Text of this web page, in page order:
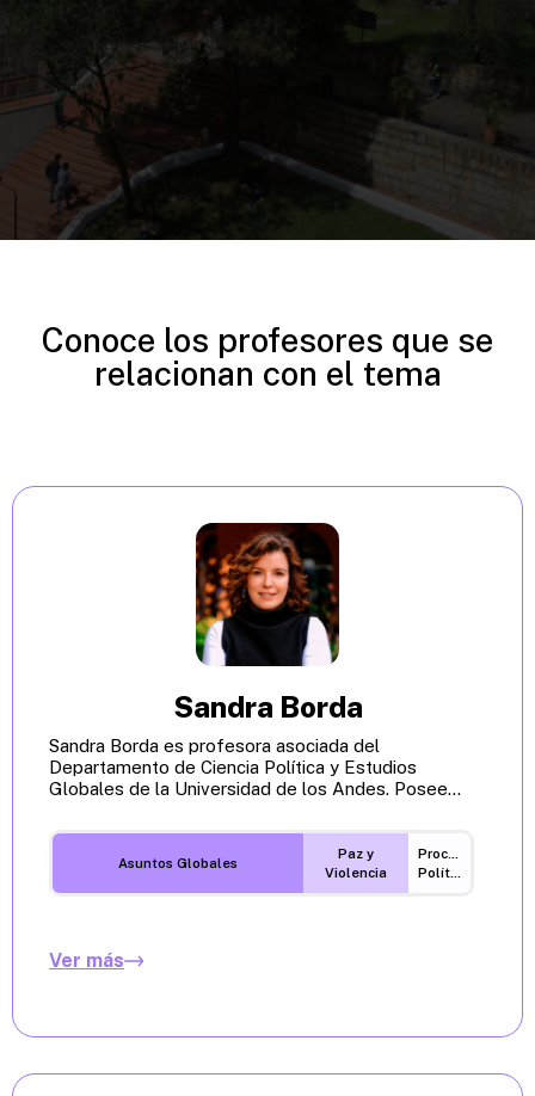
Conoce los profesores que se
relacionan con el tema
Sandra Borda
Sandra Borda es profesora asociada del
Departamento de Ciencia Política y Estudios
Globales de la Universidad de los Andes. Posee...
Asuntos Globales
Paz y
Violencia
Procesos
Políticos
Ver más